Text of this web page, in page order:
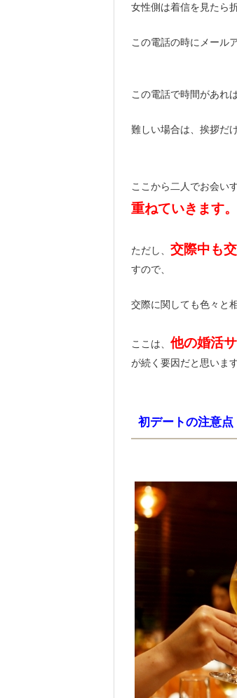
女性側は着信を見たら
この電話の時にメール
この電話で時間があれ
難しい場合は、挨拶だ
ここから二人でお会い
重ねていきます。
ただし、 交際中も
すので、
交際に関しても色々と
ここは、 他の婚活
が続く要因だと思います
初デートの注意点